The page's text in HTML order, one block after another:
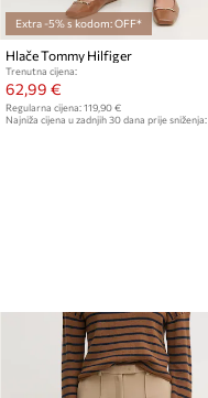
Extra -5% s kodom: OFF*
Hlače Tommy Hilfiger
Trenutna cijena:
62,99 €
Regularna cijena:119,90 €
Najniža cijena u zadnjih 30 dana prije sniženja: